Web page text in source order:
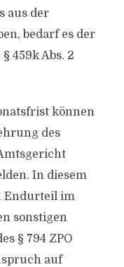
aus der
bedarf es der
459k Abs. 2
können
des
In diesem
Endurteil im
sonstigen
§ 794 ZPO
auf